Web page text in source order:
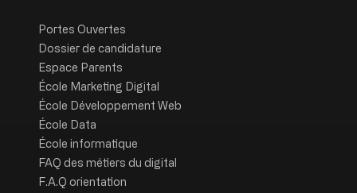
Portes Ouvertes
Dossier de candidature
Espace Parents
École Marketing Digital
École Développement Web
École Data
École informatique
FAQ des métiers du digital
F.A.Q orientation